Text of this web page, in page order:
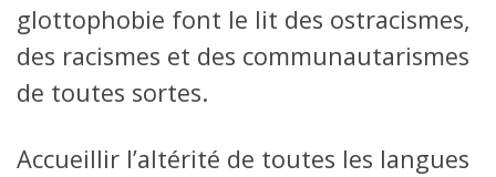
glottophobie font le lit des ostracismes,
des racismes et des communautarismes
de toutes sortes.
Accueillir l’altérité de toutes les langues